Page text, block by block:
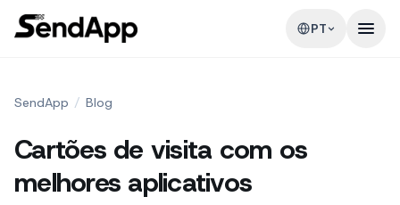
PT
SendApp / Blog
Cartões de visita com os
melhores aplicativos